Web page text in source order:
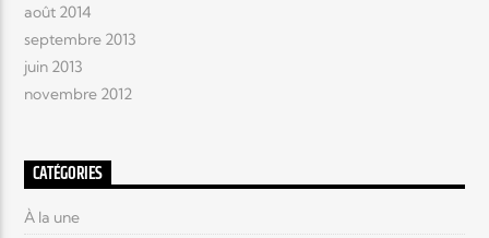
août 2014
septembre 2013
juin 2013
novembre 2012
CATÉGORIES
À la une